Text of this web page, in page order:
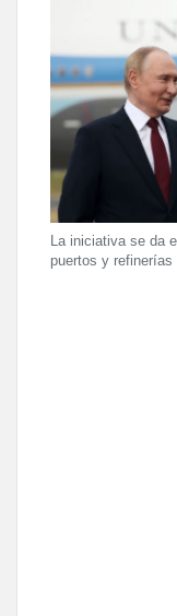
La iniciativa se da
puertos y